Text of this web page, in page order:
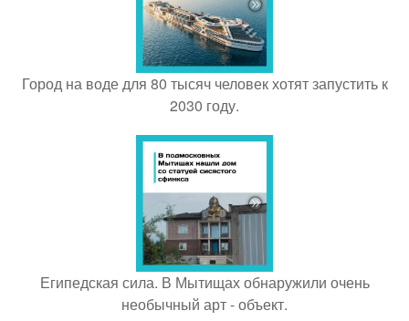
Город на воде для 80 тысяч человек хотят запустить к
2030 году.
Египедская сила. В Мытищах обнаружили очень
необычный арт - объект.